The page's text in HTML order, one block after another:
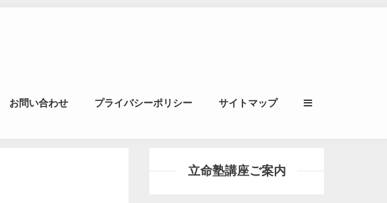
ナール｜風水学・四柱推
お問い合わせ プライバシーポリシー サイトマップ
立命塾講座ご案内